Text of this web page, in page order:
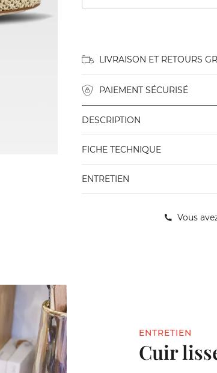
LIVRAISON ET RETOURS
PAIEMENT SÉCURISÉ
DESCRIPTION
FICHE TECHNIQUE
ENTRETIEN
Vous
ENTRETIEN
Cuir